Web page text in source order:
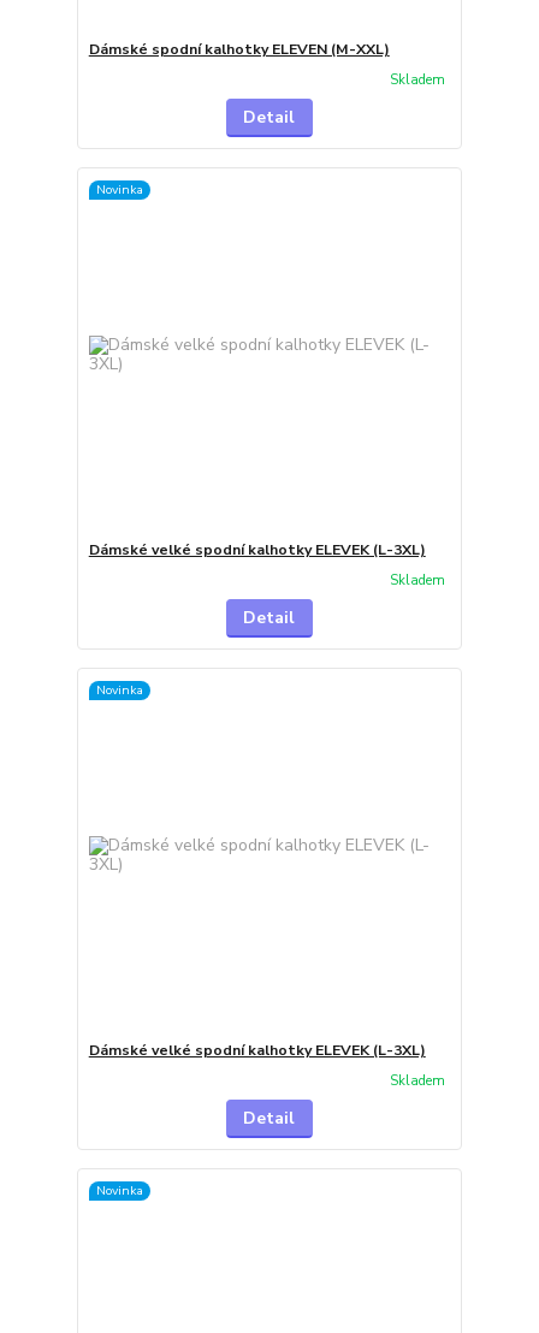
Dámské spodní kalhotky ELEVEN (M-XXL)
Skladem
Detail
Novinka
Dámské velké spodní kalhotky ELEVEK (L-3XL)
Skladem
Detail
Novinka
Dámské velké spodní kalhotky ELEVEK (L-3XL)
Skladem
Detail
Novinka